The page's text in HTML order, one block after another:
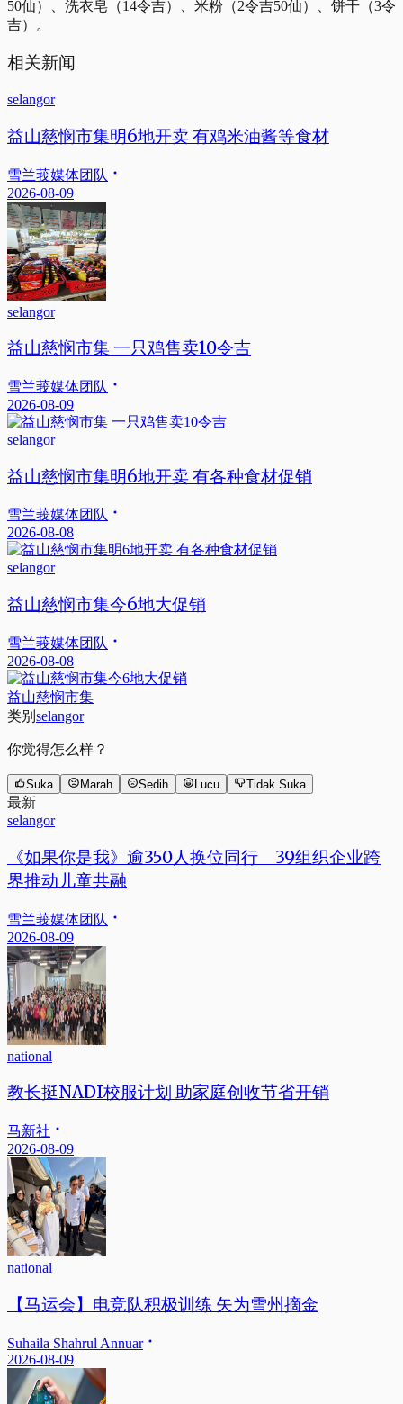
50仙）、洗衣皂（14令吉）、米粉（2令吉50仙）、饼干（3令
吉）。
相关新闻
selangor
益山慈悯市集明6地开卖 有鸡米油酱等食材
雪兰莪媒体团队
2026-08-09
selangor
益山慈悯市集 一只鸡售卖10令吉
雪兰莪媒体团队
2026-08-09
selangor
益山慈悯市集明6地开卖 有各种食材促销
雪兰莪媒体团队
2026-08-08
selangor
益山慈悯市集今6地大促销
雪兰莪媒体团队
2026-08-08
益山慈悯市集
类别 selangor
你觉得怎么样？
Suka Marah Sedih Lucu Tidak Suka
最新
selangor
《如果你是我》逾350人换位同行 39组织企业跨
界推动儿童共融
雪兰莪媒体团队
2026-08-09
national
教长挺NADI校服计划 助家庭创收节省开销
马新社
2026-08-09
national
【马运会】电竞队积极训练 矢为雪州摘金
Suhaila Shahrul Annuar
2026-08-09